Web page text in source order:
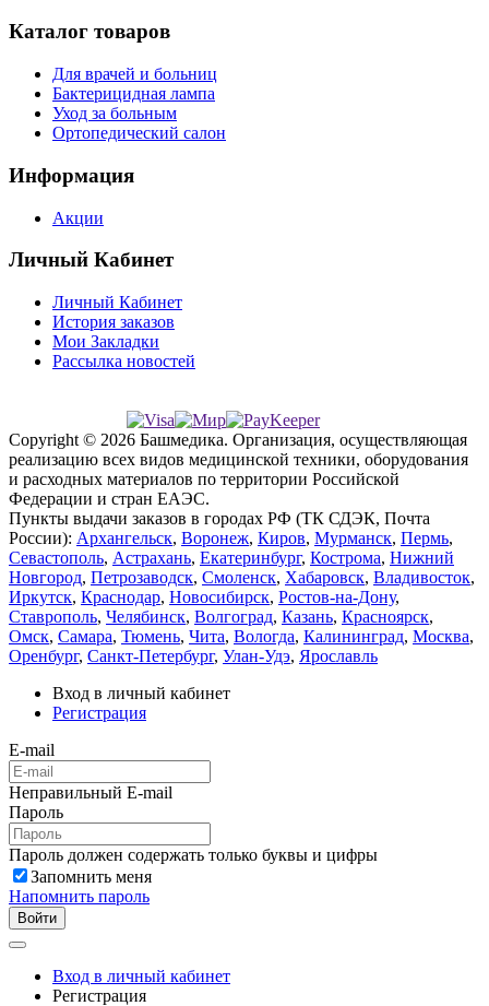
Каталог товаров
Для врачей и больниц
Бактерицидная лампа
Уход за больным
Ортопедический салон
Информация
Акции
Личный Кабинет
Личный Кабинет
История заказов
Мои Закладки
Рассылка новостей
Copyright © 2026 Башмедика. Организация, осуществляющая
реализацию всех видов медицинской техники, оборудования
и расходных материалов по территории Российской
Федерации и стран ЕАЭС.
Пункты выдачи заказов в городах РФ (ТК СДЭК, Почта
России): Архангельск, Воронеж, Киров, Мурманск, Пермь,
Севастополь, Астрахань, Екатеринбург, Кострома, Нижний
Новгород, Петрозаводск, Смоленск, Хабаровск, Владивосток,
Иркутск, Краснодар, Новосибирск, Ростов-на-Дону,
Ставрополь, Челябинск, Волгоград, Казань, Красноярск,
Омск, Самара, Тюмень, Чита, Вологда, Калининград, Москва,
Оренбург, Санкт-Петербург, Улан-Удэ, Ярославль
Вход в личный кабинет
Регистрация
E-mail
Неправильный E-mail
Пароль
Пароль должен содержать только буквы и цифры
Запомнить меня
Напомнить пароль
Войти
Вход в личный кабинет
Регистрация